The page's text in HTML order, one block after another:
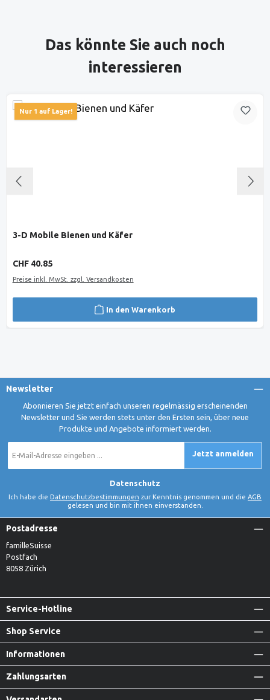
Produktgalerie überspringen
Das könnte Sie auch noch
interessieren
Nur 1 auf Lager!
3-D Mobile Bienen und Käfer
Regulärer Preis:
CHF 40.85
Preise inkl. MwSt. zzgl. Versandkosten
In den Warenkorb
Newsletter
Abonnieren Sie jetzt einfach unseren regelmässig erscheinenden
Newsletter und Sie werden stets unter den Ersten sein, über neue
Produkte und Angebote informiert werden.
Mail-
Jetzt anmelden
Datenschutz
Ich habe die Datenschutzbestimmungen zur Kenntnis genommen und die AGB
gelesen und bin mit ihnen einverstanden.
Postadresse
familleSuisse
Postfach
8058 Zürich
Service-Hotline
Shop Service
Informationen
Zahlungsarten